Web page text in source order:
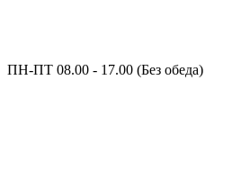
ПН-ПТ 08.00 - 17.00 (Без обеда)